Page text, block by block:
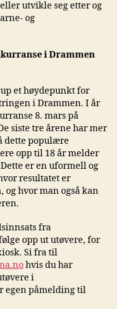
utvikle seg etter og
og
i Drammen
et høydepunkt for
i Drammen. I år
8. mars på
siste tre årene har mer
dette populære
opp til 18 år melder
er en uformell og
resultatet er
hvor man også kan
fra
opp ut utøvere, for
Si fra til
hvis du har
i
egen påmelding til